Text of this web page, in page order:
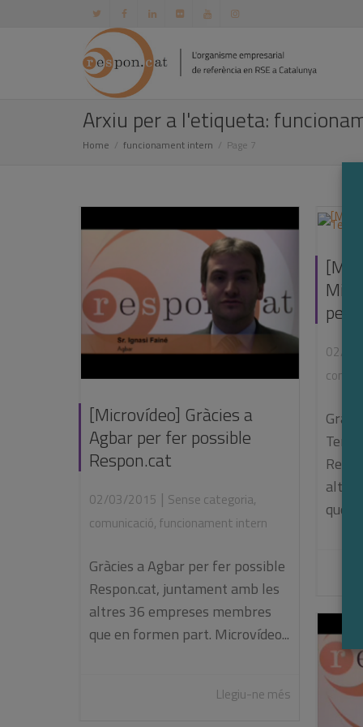
Arxiu per a l'etiqueta:
Home funcionament intern Page 7
[Microvídeo] Gràcies a
Agbar per fer possible
Respon.cat
02/03/2015 | Sense categoria,
comunicació, funcionament intern
Gràcies a Agbar per fer possible
Respon.cat, juntament amb les
altres 36 empreses membres
que en formen part. Microvídeo...
Llegiu-ne més
per
02/03/
que